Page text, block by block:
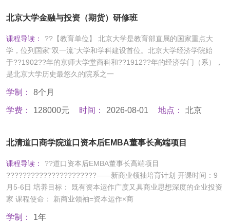
北京大学金融与投资（期货）研修班
课程导读：
??【教育单位】 北京大学是教育部直属的国家重点大
学，位列国家“双一流”大学和学科建设首位。北京大学经济学院始
于??1902??年的京师大学堂商科和??1912??年的经济学门（系），
是北京大学历史最悠久的院系之一
学制： 8个月
学费： 128000元 时间： 2026-08-01 地点： 北京
北清道口商学院道口资本后EMBA董事长高端项目
课程导读：
??道口资本后EMBA董事长高端项目
??????????????????????——新商业领袖培育计划 开课时间：9
月5-6日 培养目标： 既有资本运作广度又具商业思想深度的企业投资
家 课程使命： 新商业领袖=资本运作×商
学制： 1年